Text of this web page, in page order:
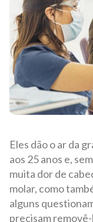
Eles dão o ar da
aos 25 anos e,
muita dor de
molar, como
alguns
precisam